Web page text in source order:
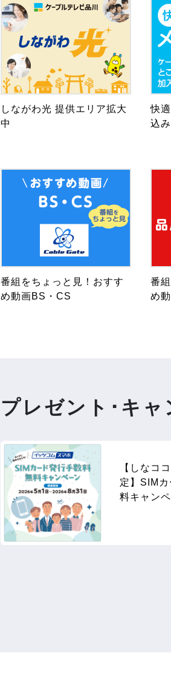
しながわ光 提供エリア拡大
中
快
込
番組をちょっと見！おすす
め動画BS・CS
番
め
プレゼント･キャ
【しなコ
定】SIM
料キャン